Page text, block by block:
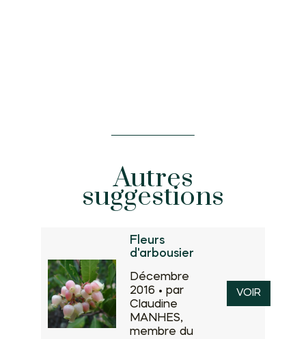
Autres
suggestions
Fleurs
d'arbousier
Décembre
2016 • par
Claudine
MANHES,
membre du
VOIR